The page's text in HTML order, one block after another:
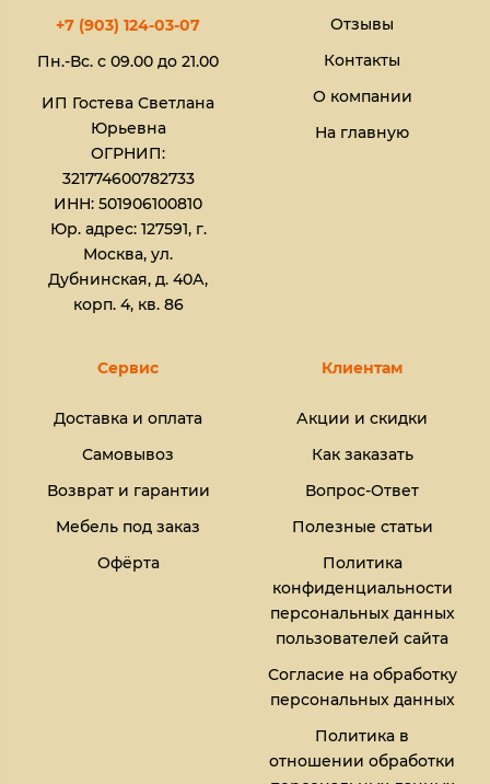
+7 (903) 124-03-07
Пн.-Вс. с 09.00 до 21.00
ИП Гостева Светлана
Юрьевна​
ОГРНИП:
321774600782733
ИНН: 501906100810
Юр. адрес: 127591, г.
Москва, ул.
Дубнинская, д. 40А,
корп. 4, кв. 86
Отзывы
Контакты
О компании
На главную
Сервис
Доставка и оплата
Самовывоз
Возврат и гарантии
Мебель под заказ
Офёрта
Клиентам
Акции и скидки
Как заказать
Вопрос-Ответ
Полезные статьи
Политика
конфиденциальности
персональных данных
пользователей сайта
Согласие на обработку
персональных данных
Политика в
отношении обработки